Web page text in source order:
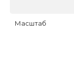
Масштаб